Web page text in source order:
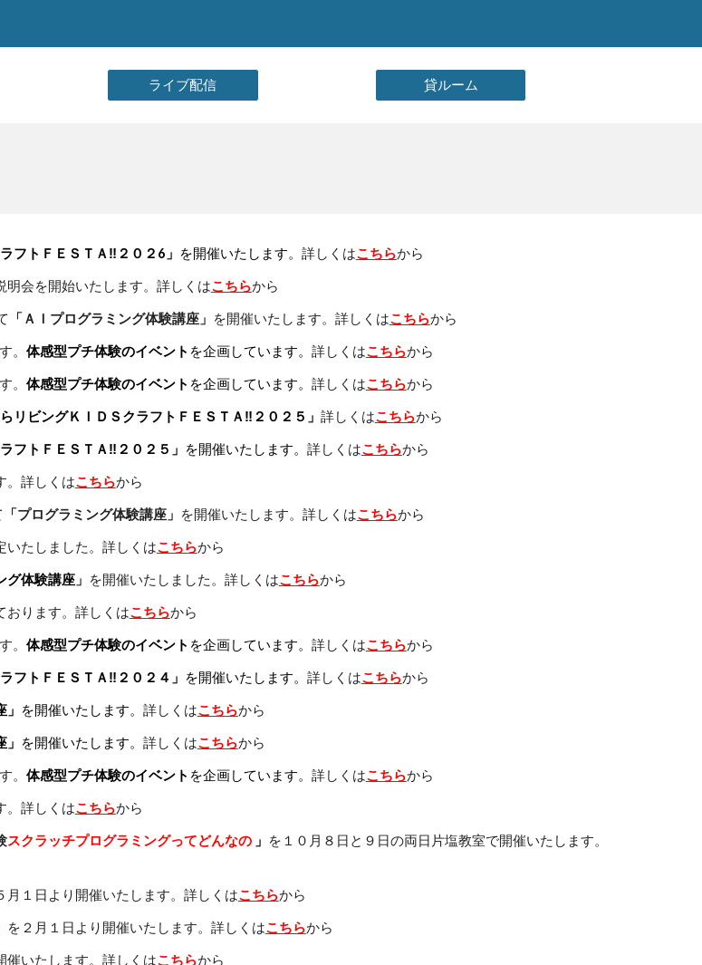
ライブ配信 貸ルーム
フトＦＥＳＴＡ‼２０２ 6 」 を開催いたします。 詳しくはこちらから
明会を開始いたします。 詳しくはこちらから
「ＡＩプログラミング体験講座」 を開催いたします。 詳しくはこちらから
。 体感型プチ体験のイベント を企画しています。 詳しくはこちらから
。 体感型プチ体験のイベント を企画しています。 詳しくはこちらから
リビングＫＩＤＳクラフトＦＥＳＴＡ‼２０２５」 詳しくはこちらから
フトＦＥＳＴＡ‼２０２ ５ 」 を開催いたします。 詳しくはこちらから
。詳しくはこちらから
「プログラミング体験講座」 を開催いたします。 詳しくはこちらから
いたしました 。詳しくはこちらから
グ体験講座」 を開催いたしました 。詳しくはこちらから
おります。詳しくはこちらから
。 体感型プチ体験のイベント を企画しています。 詳しくはこちらから
フトＦＥＳＴＡ‼２０２４」 を開催いたします。 詳しくはこちらから
を開催いたします。 詳しくはこちらから
を開催いたします。 詳しくはこちらから
。 体感型プチ体験のイベント を企画しています。 詳しくはこちらから
詳しくはこちらから
スクラッチプログラミングってどんなの 」 を１０月８日と９日の両日片塩教室で開催いたします。
月１日より開催いたします。 詳しくはこちらから
を２月１日より開催いたします。 詳しくはこちらから
催いたします。 詳しくはこちらから